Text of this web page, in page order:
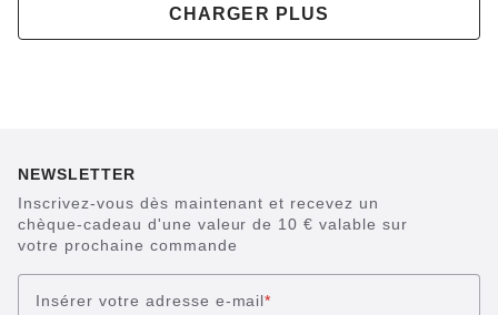
CHARGER PLUS
NEWSLETTER
Inscrivez-vous dès maintenant et recevez un
chèque-cadeau d'une valeur de 10 € valable sur
votre prochaine commande
Insérer votre adresse e-mail*